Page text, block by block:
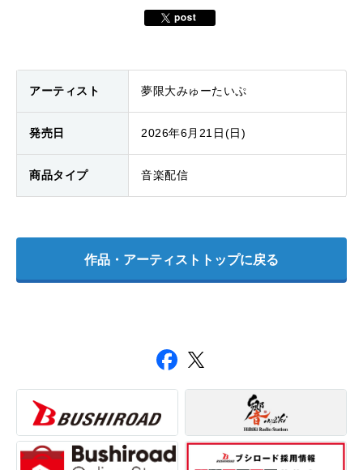
アーティスト 夢限大みゅーたいぷ
発売日 2026年6月21日(日)
商品タイプ 音楽配信
作品・アーティストトップに戻る